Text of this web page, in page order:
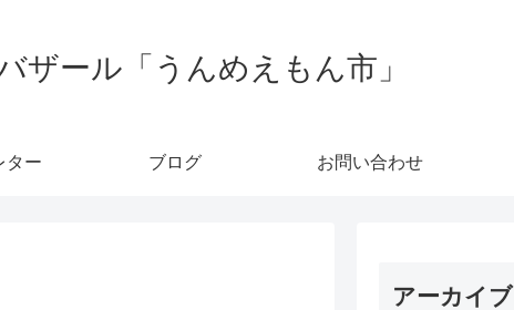
ザール「うんめえもん市」
ター ブログ お問い合わせ
アーカイブ